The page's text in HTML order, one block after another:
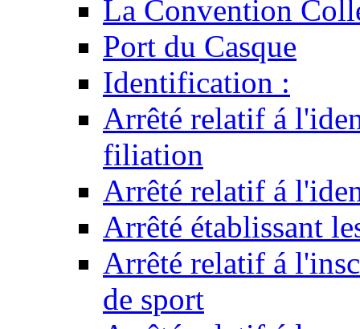
La Convention
Port du Casque
Identification :
Arrêté relatif á
filiation
Arrêté relatif á
Arrêté établissant
Arrêté relatif á
de sport